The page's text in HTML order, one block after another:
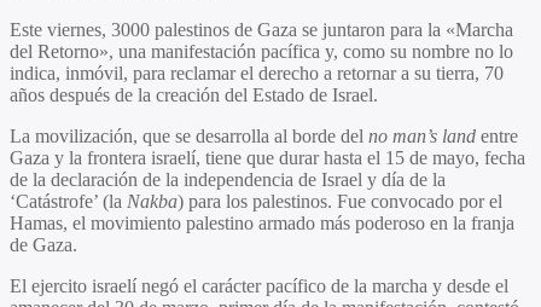
Este viernes, 3000 palestinos de Gaza se juntaron para la «Marcha
del Retorno», una manifestación pacífica y, como su nombre no lo
indica, inmóvil, para reclamar el derecho a retornar a su tierra, 70
años después de la creación del Estado de Israel.
La movilización, que se desarrolla al borde del no man’s land entre
Gaza y la frontera israelí, tiene que durar hasta el 15 de mayo, fecha
de la declaración de la independencia de Israel y día de la
‘Catástrofe’ (la Nakba) para los palestinos. Fue convocado por el
Hamas, el movimiento palestino armado más poderoso en la franja
de Gaza.
El ejercito israelí negó el carácter pacífico de la marcha y desde el